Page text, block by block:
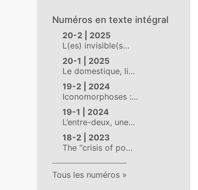
Numéros en texte intégral
20-2 | 2025
L(es) invisible(s…
20-1 | 2025
Le domestique, li…
19-2 | 2024
Iconomorphoses :…
19-1 | 2024
L’entre-deux, une…
18-2 | 2023
The “crisis of po…
Tous les numéros